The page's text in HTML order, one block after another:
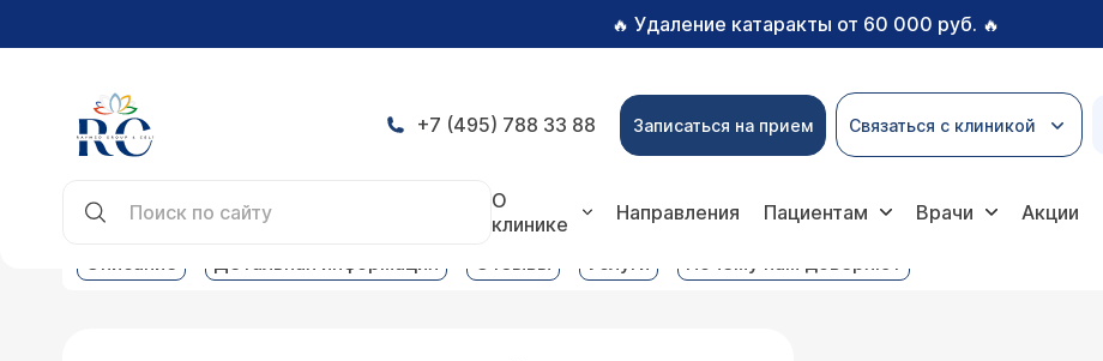
🔥 Удаление катаракты от 60 000 руб. 🔥
+7 (495) 788 33 88 Записаться на прием Связаться с клиникой
О
клинике
Направления Пациентам Врачи Акции
Описание Детальная информация Отзывы Услуги Почему нам доверяют